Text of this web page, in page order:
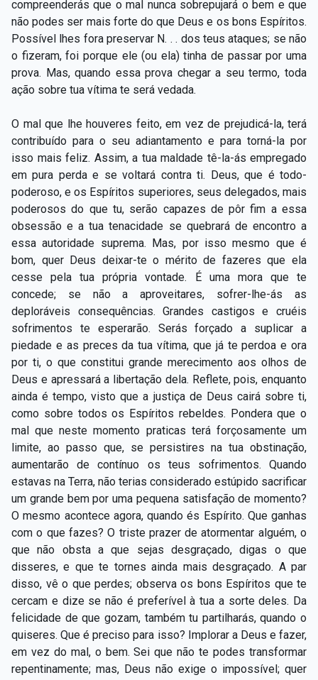
compreenderás que o mal nunca sobrepujará o bem e que
não podes ser mais forte do que Deus e os bons Espíritos.
Possível lhes fora preservar N. . . dos teus ataques; se não
o fizeram, foi porque ele (ou ela) tinha de passar por uma
prova. Mas, quando essa prova chegar a seu termo, toda
ação sobre tua vítima te será vedada.
O mal que lhe houveres feito, em vez de prejudicá-la, terá
contribuído para o seu adiantamento e para torná-la por
isso mais feliz. Assim, a tua maldade tê-la-ás empregado
em pura perda e se voltará contra ti. Deus, que é todo-
poderoso, e os Espíritos superiores, seus delegados, mais
poderosos do que tu, serão capazes de pôr fim a essa
obsessão e a tua tenacidade se quebrará de encontro a
essa autoridade suprema. Mas, por isso mesmo que é
bom, quer Deus deixar-te o mérito de fazeres que ela
cesse pela tua própria vontade. É uma mora que te
concede; se não a aproveitares, sofrer-lhe-ás as
deploráveis consequências. Grandes castigos e cruéis
sofrimentos te esperarão. Serás forçado a suplicar a
piedade e as preces da tua vítima, que já te perdoa e ora
por ti, o que constitui grande merecimento aos olhos de
Deus e apressará a libertação dela. Reflete, pois, enquanto
ainda é tempo, visto que a justiça de Deus cairá sobre ti,
como sobre todos os Espíritos rebeldes. Pondera que o
mal que neste momento praticas terá forçosamente um
limite, ao passo que, se persistires na tua obstinação,
aumentarão de contínuo os teus sofrimentos. Quando
estavas na Terra, não terias considerado estúpido sacrificar
um grande bem por uma pequena satisfação de momento?
O mesmo acontece agora, quando és Espírito. Que ganhas
com o que fazes? O triste prazer de atormentar alguém, o
que não obsta a que sejas desgraçado, digas o que
disseres, e que te tornes ainda mais desgraçado. A par
disso, vê o que perdes; observa os bons Espíritos que te
cercam e dize se não é preferível à tua a sorte deles. Da
felicidade de que gozam, também tu partilharás, quando o
quiseres. Que é preciso para isso? Implorar a Deus e fazer,
em vez do mal, o bem. Sei que não te podes transformar
repentinamente; mas, Deus não exige o impossível; quer